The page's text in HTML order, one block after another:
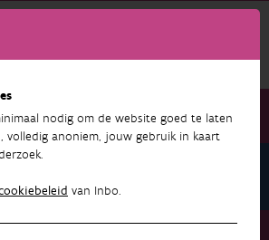
nodig om de website goed te laten
volledig anoniem, jouw gebruik in kaart
van Inbo.
2025